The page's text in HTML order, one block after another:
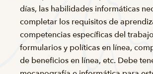
días, las habilidades informáticas
completar los requisitos de
competencias específicas del
formularios y políticas en línea,
de beneficios en línea, etc. Debe